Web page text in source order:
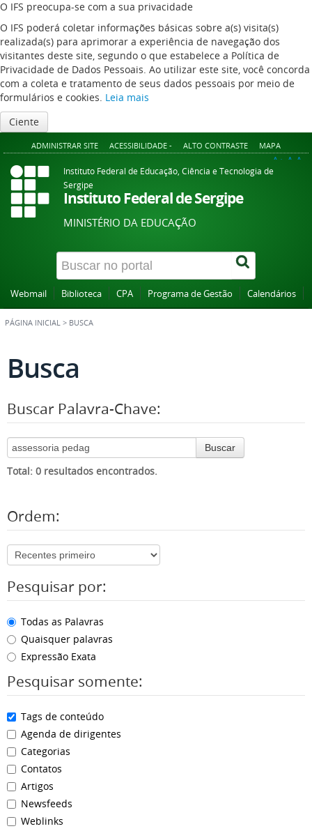
O IFS preocupa-se com a sua privacidade
O IFS poderá coletar informações básicas sobre a(s) visita(s)
realizada(s) para aprimorar a experiência de navegação dos
visitantes deste site, segundo o que estabelece a Política de
Privacidade de Dados Pessoais. Ao utilizar este site, você concorda
com a coleta e tratamento de seus dados pessoais por meio de
formulários e cookies. Leia mais
Ciente
ADMINISTRAR SITE ACESSIBILIDADE - ALTO CONTRASTE MAPA
A+ A A-
Instituto Federal de Educação, Ciência e Tecnologia de
Sergipe
Instituto Federal de Sergipe
MINISTÉRIO DA EDUCAÇÃO
Webmail Biblioteca CPA Programa de Gestão Calendários
PÁGINA INICIAL > BUSCA
Busca
Buscar Palavra-Chave:
Buscar
Total: 0 resultados encontrados.
Ordem:
Pesquisar por:
Todas as Palavras
Quaisquer palavras
Expressão Exata
Pesquisar somente:
Tags de conteúdo
Agenda de dirigentes
Categorias
Contatos
Artigos
Newsfeeds
Weblinks